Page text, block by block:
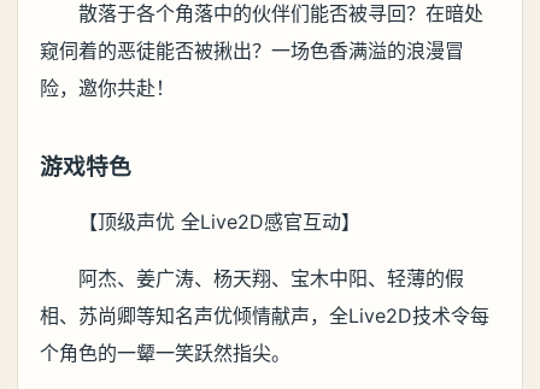
散落于各个角落中的伙伴们能否被寻回？在暗处
窥伺着的恶徒能否被揪出？一场色香满溢的浪漫冒
险，邀你共赴！
游戏特色
【顶级声优 全Live2D感官互动】
阿杰、姜广涛、杨天翔、宝木中阳、轻薄的假
相、苏尚卿等知名声优倾情献声，全Live2D技术令每
个角色的一颦一笑跃然指尖。